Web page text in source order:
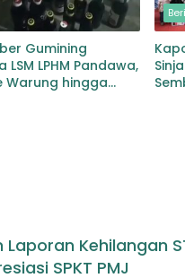
Gumining
LSM LPHM Pandawa,
Warung hingga
Laporan Kehilangan
SPKT PMJ